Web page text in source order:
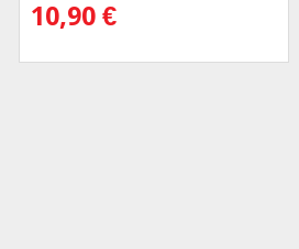
10,90 €